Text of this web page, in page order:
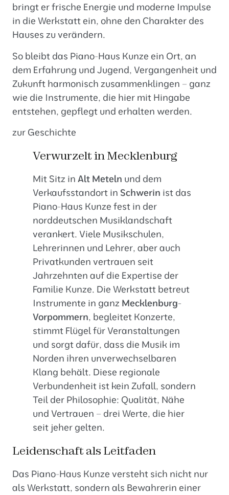
bringt er frische Energie und moderne Impulse
in die Werkstatt ein, ohne den Charakter des
Hauses zu verändern.
So bleibt das Piano-Haus Kunze ein Ort, an
dem Erfahrung und Jugend, Vergangenheit und
Zukunft harmonisch zusammenklingen – ganz
wie die Instrumente, die hier mit Hingabe
entstehen, gepflegt und erhalten werden.
zur Geschichte
Verwurzelt in Mecklenburg
Mit Sitz in Alt Meteln und dem
Verkaufsstandort in Schwerin ist das
Piano-Haus Kunze fest in der
norddeutschen Musiklandschaft
verankert. Viele Musikschulen,
Lehrerinnen und Lehrer, aber auch
Privatkunden vertrauen seit
Jahrzehnten auf die Expertise der
Familie Kunze. Die Werkstatt betreut
Instrumente in ganz Mecklenburg-
Vorpommern, begleitet Konzerte,
stimmt Flügel für Veranstaltungen
und sorgt dafür, dass die Musik im
Norden ihren unverwechselbaren
Klang behält. Diese regionale
Verbundenheit ist kein Zufall, sondern
Teil der Philosophie: Qualität, Nähe
und Vertrauen – drei Werte, die hier
seit jeher gelten.
Leidenschaft als Leitfaden
Das Piano-Haus Kunze versteht sich nicht nur
als Werkstatt, sondern als Bewahrerin einer